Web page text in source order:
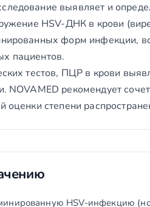
выявляет и
HSV-ДНК в крови
форм инфекции,
пациентов.
тестов, ПЦР в крови
NOVAMED рекомендует
оценки степени
HSV-инфекцию